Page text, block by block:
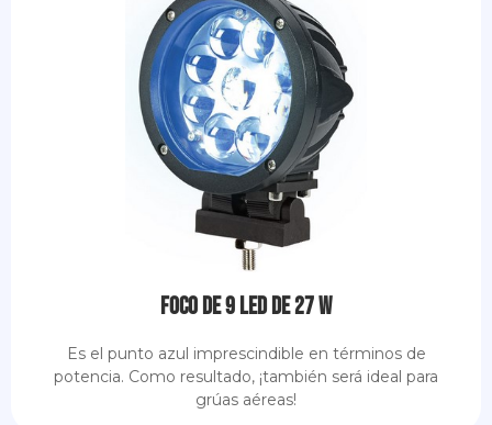
Foco de 9 LED de 27 W
Es el punto azul imprescindible en términos de
potencia. Como resultado, ¡también será ideal para
grúas aéreas!